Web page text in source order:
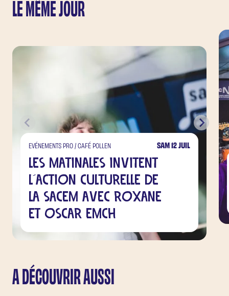
LE MÊME JOUR
EVÉNEMENTS PRO / CAFÉ POLLEN SAM 12 JUIL
Les Matinales invitent
l'Action Culturelle de
la Sacem avec Roxane
et Oscar Emch
A DÉCOUVRIR AUSSI